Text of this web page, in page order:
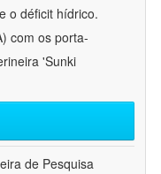
o déficit hídrico.
com os porta-
'Sunki
de Pesquisa